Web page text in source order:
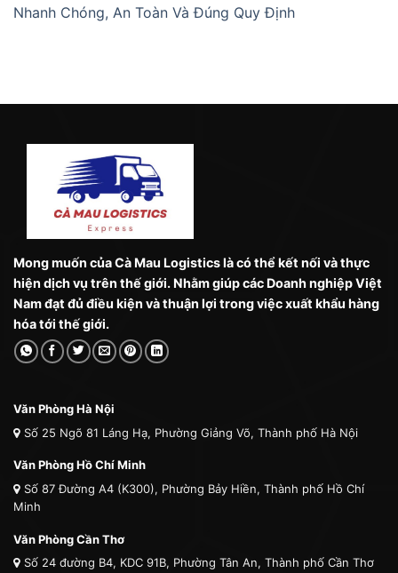
Nhanh Chóng, An Toàn Và Đúng Quy Định
Mong muốn của Cà Mau Logistics là có thể kết nối và thực
hiện dịch vụ trên thế giới. Nhằm giúp các Doanh nghiệp Việt
Nam đạt đủ điều kiện và thuận lợi trong việc xuất khẩu hàng
hóa tới thế giới.
Văn Phòng Hà Nội
Số 25 Ngõ 81 Láng Hạ, Phường Giảng Võ, Thành phố Hà Nội
Văn Phòng Hồ Chí Minh
Số 87 Đường A4 (K300), Phường Bảy Hiền, Thành phố Hồ Chí
Minh
Văn Phòng Cần Thơ
Số 24 đường B4, KDC 91B, Phường Tân An, Thành phố Cần Thơ